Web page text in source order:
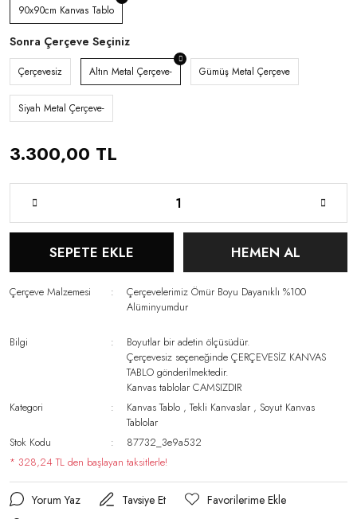
90x90cm Kanvas Tablo
Sonra Çerçeve Seçiniz
Çerçevesiz Altın Metal Çerçeve- Gümüş Metal Çerçeve
Siyah Metal Çerçeve-
3.300,00 TL
SEPETE EKLE HEMEN AL
Çerçeve Malzemesi
Çerçevelerimiz Ömür Boyu Dayanıklı %100
Alüminyumdur
Bilgi
Boyutlar bir adetin ölçüsüdür.
Çerçevesiz seçeneğinde ÇERÇEVESİZ KANVAS
TABLO gönderilmektedir.
Kanvas tablolar CAMSIZDIR
Kategori
Kanvas Tablo ,Tekli Kanvaslar ,Soyut Kanvas
Tablolar
Stok Kodu
87732_3e9a532
* 328,24 TL den başlayan taksitlerle!
Yorum Yaz
Tavsiye Et